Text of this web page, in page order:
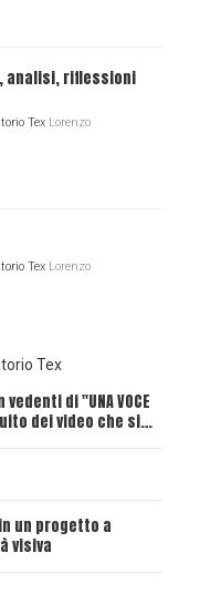
analisi, riflessioni
Tex Lorenzo
Tex Lorenzo
Tex
di "UNA VOCE
dei video che si…
in un progetto a
visiva